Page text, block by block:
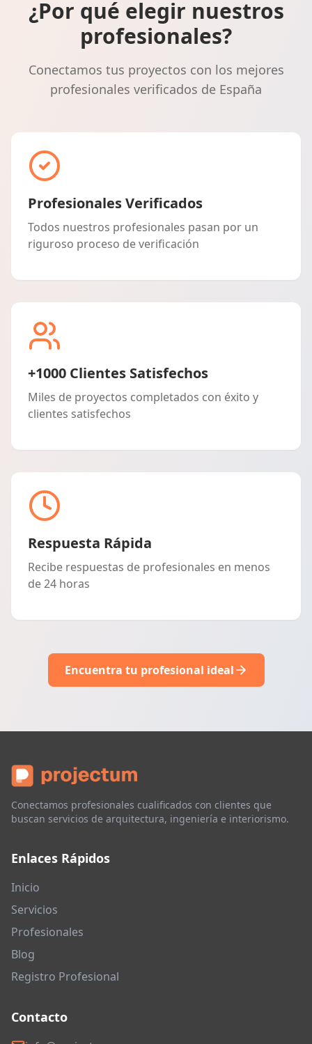
¿Por qué elegir nuestros
profesionales?
Conectamos tus proyectos con los mejores
profesionales verificados de España
Profesionales Verificados
Todos nuestros profesionales pasan por un
riguroso proceso de verificación
+1000 Clientes Satisfechos
Miles de proyectos completados con éxito y
clientes satisfechos
Respuesta Rápida
Recibe respuestas de profesionales en menos
de 24 horas
Encuentra tu profesional ideal
Conectamos profesionales cualificados con clientes que
buscan servicios de arquitectura, ingeniería e interiorismo.
Enlaces Rápidos
Inicio
Servicios
Profesionales
Blog
Registro Profesional
Contacto